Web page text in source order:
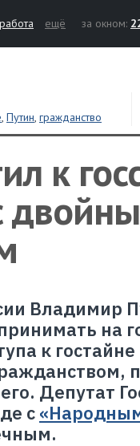
работа ещё за окном:
, Путин, гражданство
к
Владимир
на
к гостайне
Депутат
с